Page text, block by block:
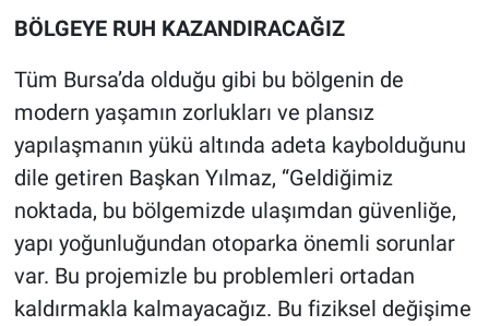
BÖLGEYE RUH KAZANDIRACAĞIZ
Tüm Bursa’da olduğu gibi bu bölgenin de
modern yaşamın zorlukları ve plansız
yapılaşmanın yükü altında adeta kaybolduğunu
dile getiren Başkan Yılmaz, “Geldiğimiz
noktada, bu bölgemizde ulaşımdan güvenliğe,
yapı yoğunluğundan otoparka önemli sorunlar
var. Bu projemizle bu problemleri ortadan
kaldırmakla kalmayacağız. Bu fiziksel değişime